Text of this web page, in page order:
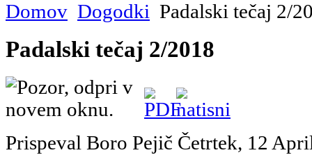
Domov Dogodki Padalski tečaj 2/
Padalski tečaj 2/2018
Prispeval Boro Pejič Četrtek, 12